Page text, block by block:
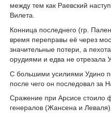
между тем как Раевский
Вилета.
Конница последнего (гр.
время переправы её через
значительные потери, а
орудиями и едва не отрезала
С большими усилиями Удино
после чего он последовал за
Сражение при Арсисе стоило
генералов (Жансена и